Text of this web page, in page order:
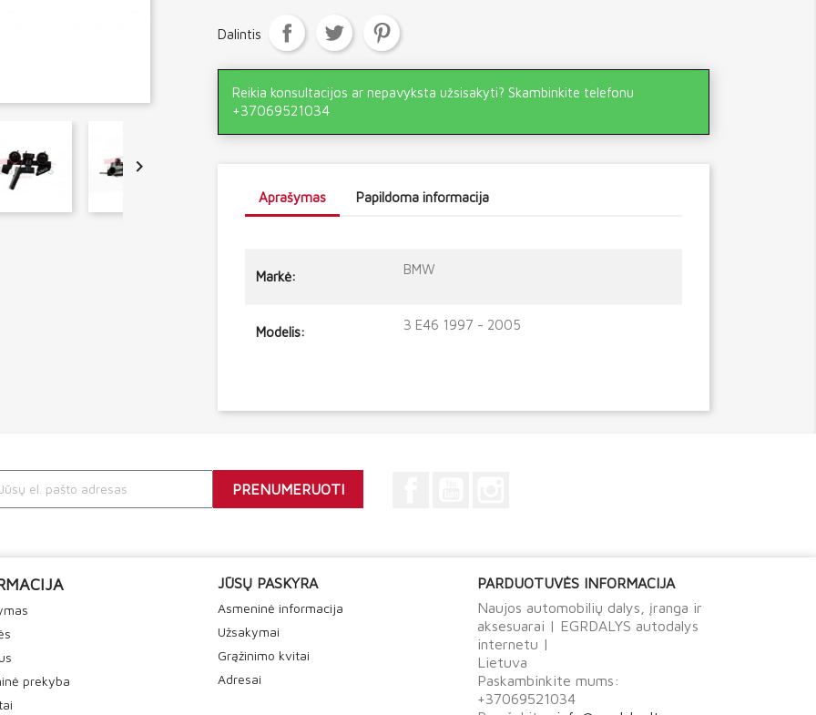

Dalintis
Reikia konsultacijos ar nepavyksta užsisakyti? Skambinkite telefonu
+37069521034
Aprašymas Papildoma informacija
Markė: BMW
Modelis: 3 E46 1997 - 2005
prekyba
JŪSŲ PASKYRA
Asmeninė informacija
Užsakymai
Grąžinimo kvitai
Adresai
PARDUOTUVĖS INFORMACIJA
Naujos automobilių dalys, įranga ir
aksesuarai | EGRDALYS autodalys
internetu |
Lietuva
Paskambinkite mums:
+37069521034